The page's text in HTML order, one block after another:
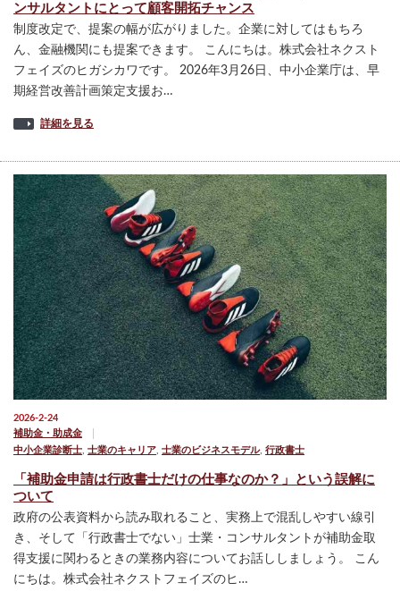
ンサルタントにとって顧客開拓チャンス
制度改定で、提案の幅が広がりました。企業に対してはもちろ
ん、金融機関にも提案できます。 こんにちは。株式会社ネクスト
フェイズのヒガシカワです。 2026年3月26日、中小企業庁は、早
期経営改善計画策定支援お…
詳細を見る
2026-2-24
補助金・助成金
中小企業診断士 士業のキャリア 士業のビジネスモデル, 行政書士
「補助金申請は行政書士だけの仕事なのか？」という誤解に
ついて
政府の公表資料から読み取れること、実務上で混乱しやすい線引
き、そして「行政書士でない」士業・コンサルタントが補助金取
得支援に関わるときの業務内容についてお話ししましょう。 こん
にちは。株式会社ネクストフェイズのヒ…